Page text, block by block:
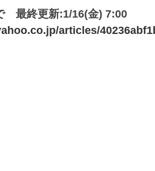
最終更新:1/16(金) 7:00
articles/